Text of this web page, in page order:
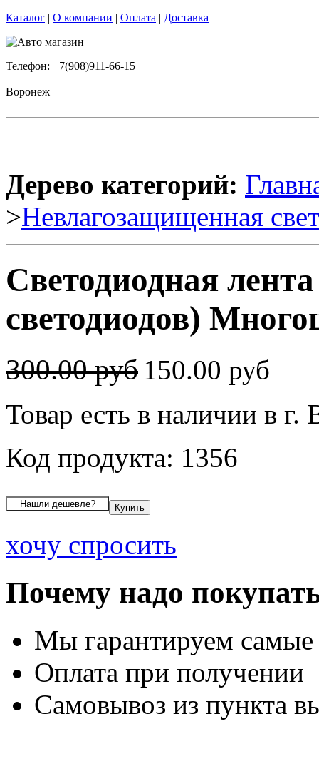
Каталог | О компании | Оплата | Доставка
Телефон: +7(908)911-66-15
Воронеж
Дерево категорий:
>Невлагозащищенная
Светодиодная
светодиодов)
300.00 руб 150.00 руб
Товар есть в наличии в г.
Код продукта: 1356
хочу спросить
Почему надо
Мы гарантируем
Оплата при получении
Самовывоз из пункта